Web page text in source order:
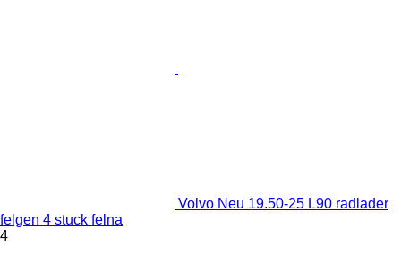
Volvo Neu 19.50-25 L90 radlader
felgen 4 stuck felna
4